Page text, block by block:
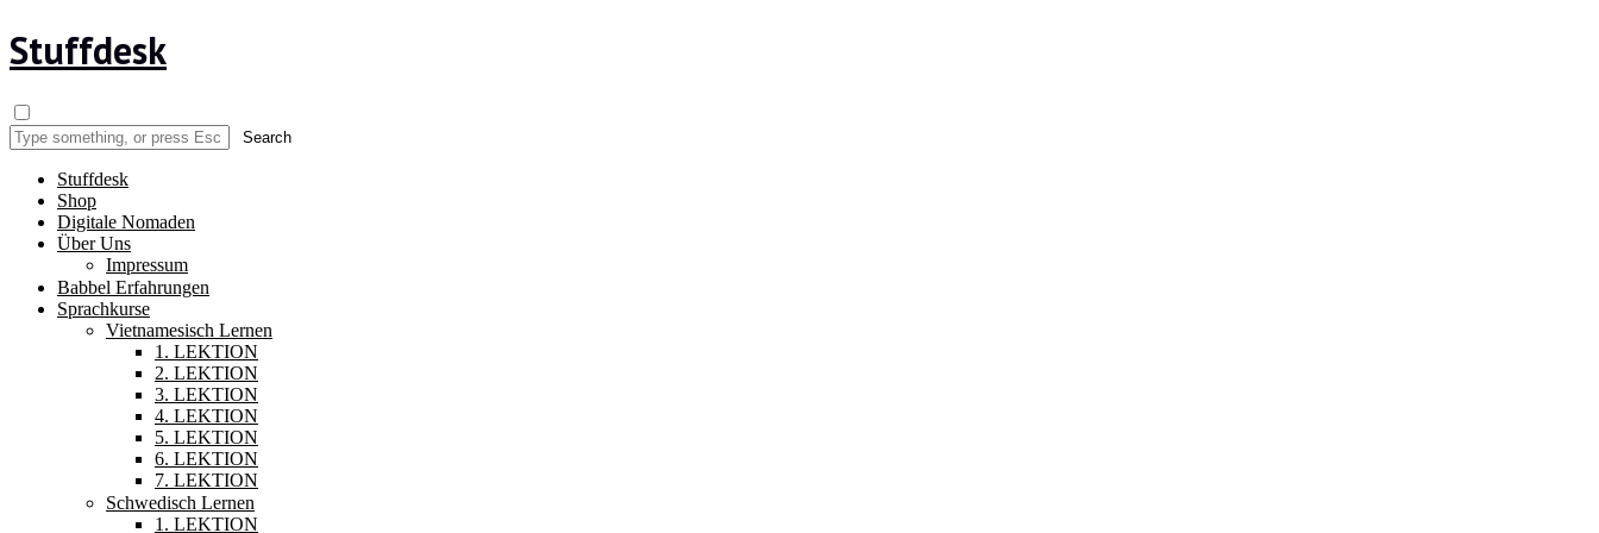
Stuffdesk
Stuffdesk
Shop
Digitale Nomaden
Über Uns
Impressum
Babbel Erfahrungen
Sprachkurse
Vietnamesisch Lernen
1. LEKTION
2. LEKTION
3. LEKTION
4. LEKTION
5. LEKTION
6. LEKTION
7. LEKTION
Schwedisch Lernen
1. LEKTION